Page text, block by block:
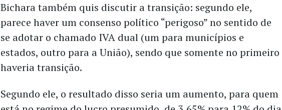
Bichara também quis discutir a transição: segundo ele,
parece haver um consenso político “perigoso” no sentido de
se adotar o chamado IVA dual (um para municípios e
estados, outro para a União), sendo que somente no primeiro
haveria transição.
Segundo ele, o resultado disso seria um aumento, para quem